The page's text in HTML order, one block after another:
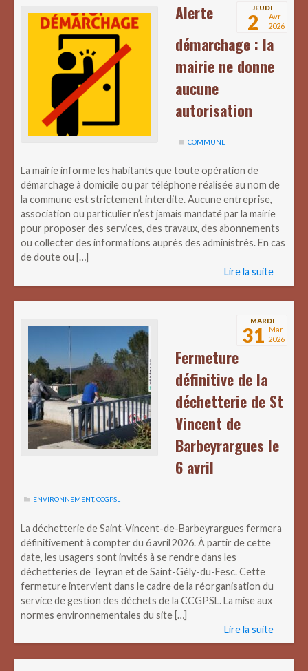
JEUDI
2
Avr
2026
Alerte
démarchage : la
mairie ne donne
aucune
autorisation
COMMUNE
La mairie informe les habitants que toute opération de
démarchage à domicile ou par téléphone réalisée au nom de
la commune est strictement interdite. Aucune entreprise,
association ou particulier n’est jamais mandaté par la mairie
pour proposer des services, des travaux, des abonnements
ou collecter des informations auprès des administrés. En cas
de doute ou […]
Lire la suite
MARDI
31 Mar
2026
Fermeture
définitive de la
déchetterie de St
Vincent de
Barbeyrargues le
6 avril
ENVIRONNEMENT,CCGPSL
La déchetterie de Saint-Vincent-de-Barbeyrargues fermera
définitivement à compter du 6 avril 2026. À partir de cette
date, les usagers sont invités à se rendre dans les
déchetteries de Teyran et de Saint-Gély-du-Fesc. Cette
fermeture intervient dans le cadre de la réorganisation du
service de gestion des déchets de la CCGPSL. La mise aux
normes environnementales du site […]
Lire la suite